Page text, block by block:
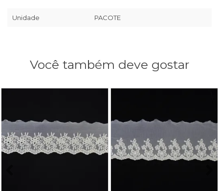
Unidade PACOTE
Você também deve gostar